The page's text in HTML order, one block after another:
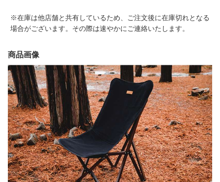
※在庫は他店舗と共有しているため、ご注文後に在庫切れとなる
場合がございます。その際は速やかにご連絡いたします。
商品画像